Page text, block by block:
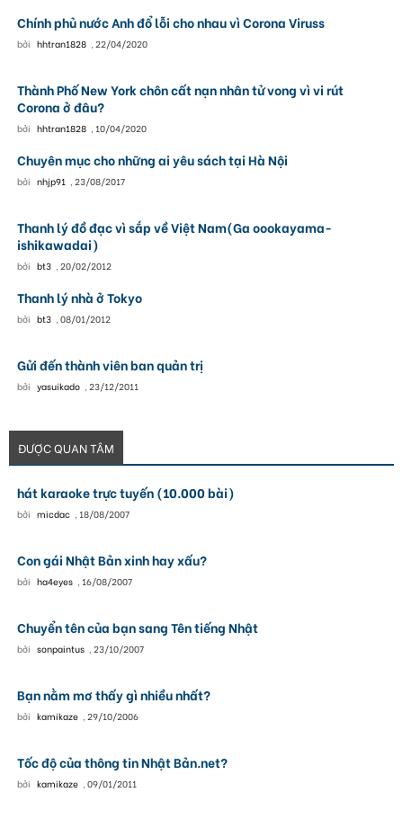
Chính phủ nước Anh đổ lỗi cho nhau vì Corona Viruss
bởi hhtran1828 , 22/04/2020
Thành Phố New York chôn cất nạn nhân tử vong vì vi rút
Corona ở đâu?
bởi hhtran1828 , 10/04/2020
Chuyên mục cho những ai yêu sách tại Hà Nội
bởi nhjp91 , 23/08/2017
Thanh lý đồ đạc vì sắp về Việt Nam(Ga oookayama-
ishikawadai)
bởi bt3 , 20/02/2012
Thanh lý nhà ở Tokyo
bởi bt3 , 08/01/2012
Gửi đến thành viên ban quản trị
bởi yasuikado , 23/12/2011
ĐƯỢC QUAN TÂM
hát karaoke trực tuyến (10.000 bài)
bởi micdac , 18/08/2007
Con gái Nhật Bản xinh hay xấu?
bởi ha4eyes , 16/08/2007
Chuyển tên của bạn sang Tên tiếng Nhật
bởi sonpaintus , 23/10/2007
Bạn nằm mơ thấy gì nhiều nhất?
bởi kamikaze , 29/10/2006
Tốc độ của thông tin Nhật Bản.net?
bởi kamikaze , 09/01/2011